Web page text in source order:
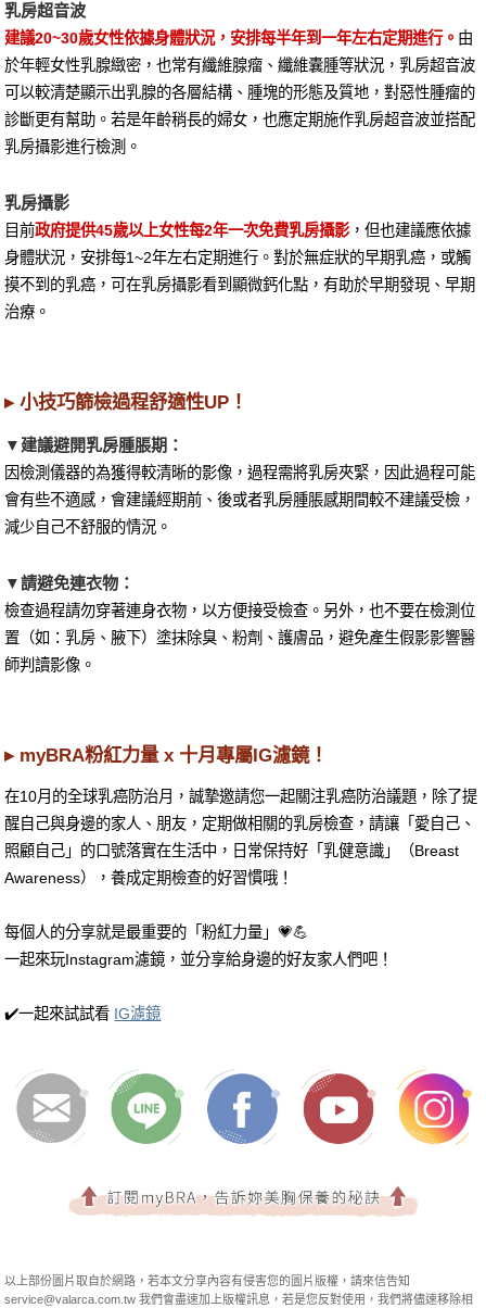
乳房超音波
建議20~30歲女性依據身體狀況，安排每半年到一年左右定期進行。 由
於年輕女性乳腺緻密，也常有纖維腺瘤、纖維囊腫等狀況，乳房超音波
可以較清楚顯示出乳腺的各層結構、腫塊的形態及質地，對惡性腫瘤的
診斷更有幫助。若是年齡稍長的婦女，也應定期施作乳房超音波並搭配
乳房攝影進行檢測。
乳房攝影
目前政府提供45歲以上女性每2年一次免費乳房攝影，但也建議應依據
身體狀況，安排每1~2年左右定期進行。對於無症狀的早期乳癌，或觸
摸不到的乳癌，可在乳房攝影看到顯微鈣化點，有助於早期發現、早期
治療。
▸ 小技巧篩檢過程舒適性UP！
▼建議避開乳房腫脹期：
因檢測儀器的為獲得較清晰的影像，過程需將乳房夾緊，因此過程可能
會有些不適感，會建議經期前、後或者乳房腫脹感期間較不建議受檢，
減少自己不舒服的情況。
▼請避免連衣物：
檢查過程請勿穿著連身衣物，以方便接受檢查。另外，也不要在檢測位
置（如：乳房、腋下）塗抹除臭、粉劑、護膚品，避免產生假影影響醫
師判讀影像。
▸ myBRA粉紅力量 x 十月專屬IG濾鏡！
在10月的全球乳癌防治月，誠摯邀請您一起關注乳癌防治議題，除了提
醒自己與身邊的家人、朋友，定期做相關的乳房檢查，請讓「愛自己、
照顧自己」的口號落實在生活中，日常保持好「乳健意識」（Breast
Awareness），養成定期檢查的好習慣哦！
每個人的分享就是最重要的「粉紅力量」💗💪
一起來玩Instagram濾鏡，並分享給身邊的好友家人們吧！
✔️一起來試試看 IG濾鏡
以上部份圖片取自於網路，若本文分享內容有侵害您的圖片版權，請來信告知
service@valarca.com.tw 我們會盡速加上版權訊息，若是您反對使用，我們將儘速移除相